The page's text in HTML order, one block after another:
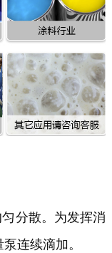
分散。为发挥消
连续滴加。